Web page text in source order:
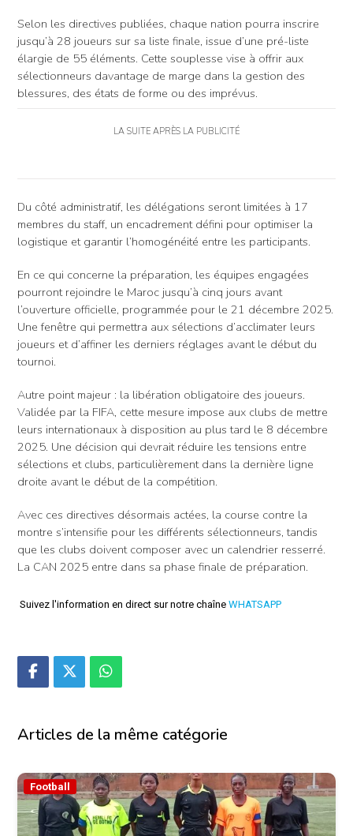
Selon les directives publiées, chaque nation pourra inscrire
jusqu’à 28 joueurs sur sa liste finale, issue d’une pré-liste
élargie de 55 éléments. Cette souplesse vise à offrir aux
sélectionneurs davantage de marge dans la gestion des
blessures, des états de forme ou des imprévus.
LA SUITE APRÈS LA PUBLICITÉ
Du côté administratif, les délégations seront limitées à 17
membres du staff, un encadrement défini pour optimiser la
logistique et garantir l’homogénéité entre les participants.
En ce qui concerne la préparation, les équipes engagées
pourront rejoindre le Maroc jusqu’à cinq jours avant
l’ouverture officielle, programmée pour le 21 décembre 2025.
Une fenêtre qui permettra aux sélections d’acclimater leurs
joueurs et d’affiner les derniers réglages avant le début du
tournoi.
Autre point majeur : la libération obligatoire des joueurs.
Validée par la FIFA, cette mesure impose aux clubs de mettre
leurs internationaux à disposition au plus tard le 8 décembre
2025. Une décision qui devrait réduire les tensions entre
sélections et clubs, particulièrement dans la dernière ligne
droite avant le début de la compétition.
Avec ces directives désormais actées, la course contre la
montre s’intensifie pour les différents sélectionneurs, tandis
que les clubs doivent composer avec un calendrier resserré.
La CAN 2025 entre dans sa phase finale de préparation.
Suivez l'information en direct sur notre chaîne WHATSAPP
Articles de la même catégorie
Football